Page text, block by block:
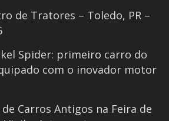
de Tratores – Toledo, PR –
Spider: primeiro carro do
com o inovador motor
Carros Antigos na Feira de